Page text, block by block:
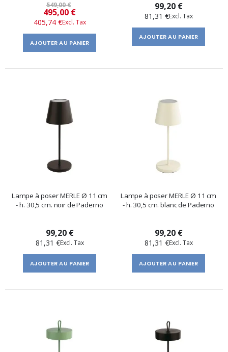
549,00 €
Prix
spécial
495,00 €
405,74 €
AJOUTER AU PANIER
99,20 €
81,31 €
AJOUTER AU PANIER
Lampe à poser MERLE Ø 11 cm
- h. 30,5 cm. noir de Paderno
99,20 €
81,31 €
AJOUTER AU PANIER
Lampe à poser MERLE Ø 11 cm
- h. 30,5 cm. blanc de Paderno
99,20 €
81,31 €
AJOUTER AU PANIER